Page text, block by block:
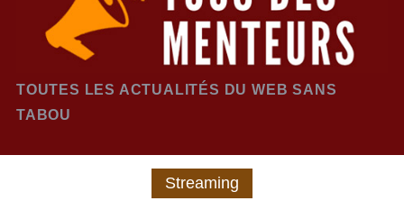
TOUTES LES ACTUALITÉS DU WEB SANS
TABOU
Streaming